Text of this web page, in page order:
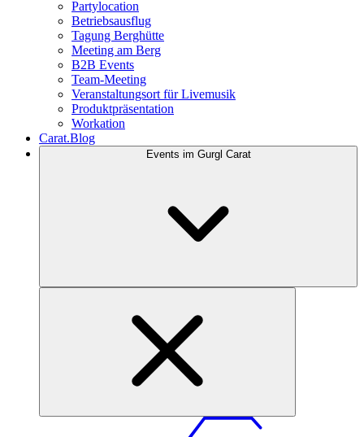
Partylocation
Betriebsausflug
Tagung Berghütte
Meeting am Berg
B2B Events
Team-Meeting
Veranstaltungsort für Livemusik
Produktpräsentation
Workation
Carat.Blog
Events im Gurgl Carat